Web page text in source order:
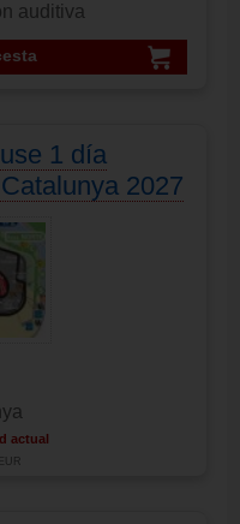
auditiva
1 día
2027
actual
EUR